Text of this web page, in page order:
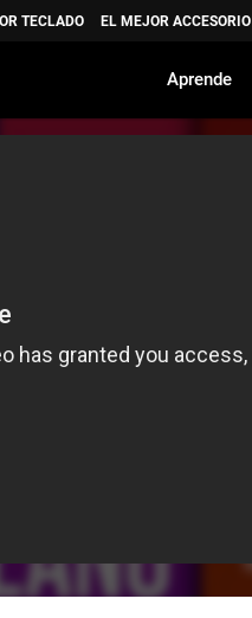
TECLADO EL MEJOR ACCESORIO
Aprende